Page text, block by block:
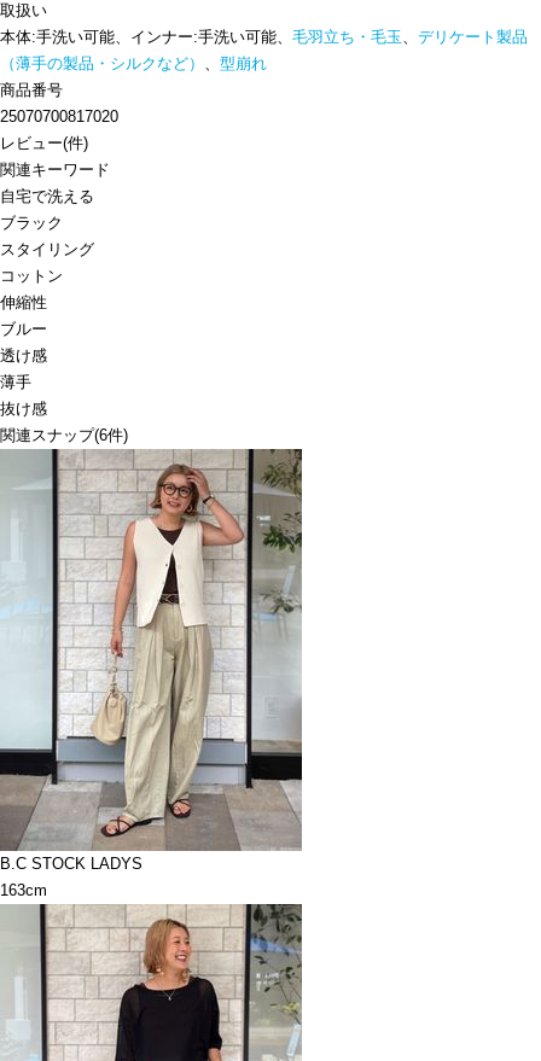
取扱い
本体:手洗い可能、インナー:手洗い可能、 毛羽立ち・毛玉、 デリケート製品
（薄手の製品・シルクなど） 、 型崩れ
商品番号
25070700817020
レビュー(件)
関連キーワード
自宅で洗える
ブラック
スタイリング
コットン
伸縮性
ブルー
透け感
薄手
抜け感
関連スナップ(6件)
B.C STOCK LADYS
163cm